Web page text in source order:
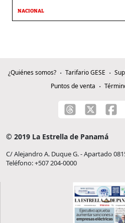
NACIONAL
¿Quiénes somos? Tarifario GESE
Puntos de venta
© 2019 La Estrella de Panamá
C/ Alejandro A. Duque G. - Apartado
Teléfono: +507 204-0000